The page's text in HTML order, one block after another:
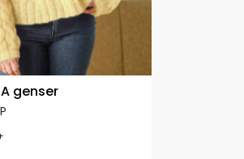
genser